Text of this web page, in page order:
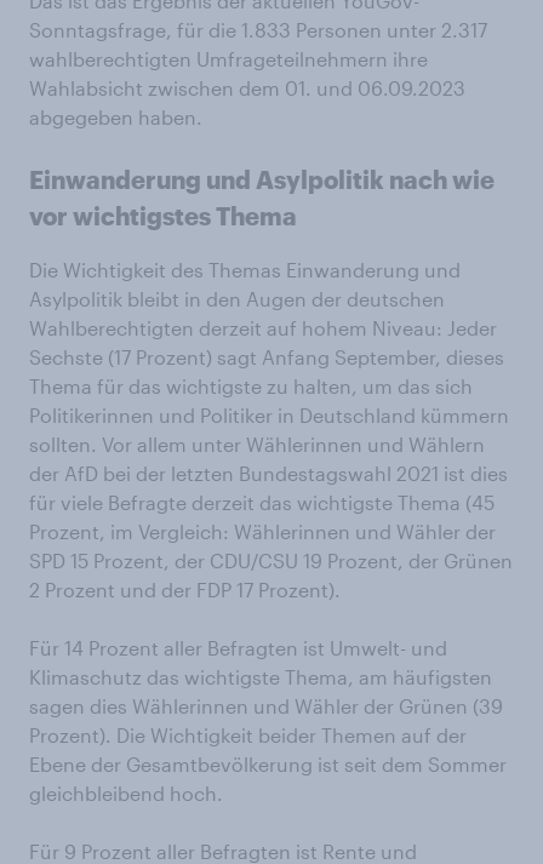
Sonntagsfrage, für die 1.833 Personen unter 2.317
wahlberechtigten Umfrageteilnehmern ihre
Wahlabsicht zwischen dem 01. und 06.09.2023
abgegeben haben.
Einwanderung und Asylpolitik nach wie
vor wichtigstes Thema
Die Wichtigkeit des Themas Einwanderung und
Asylpolitik bleibt in den Augen der deutschen
Wahlberechtigten derzeit auf hohem Niveau: Jeder
Sechste (17 Prozent) sagt Anfang September, dieses
Thema für das wichtigste zu halten, um das sich
Politikerinnen und Politiker in Deutschland kümmern
sollten. Vor allem unter Wählerinnen und Wählern
der AfD bei der letzten Bundestagswahl 2021 ist dies
für viele Befragte derzeit das wichtigste Thema (45
Prozent, im Vergleich: Wählerinnen und Wähler der
SPD 15 Prozent, der CDU/CSU 19 Prozent, der Grünen
2 Prozent und der FDP 17 Prozent).
Für 14 Prozent aller Befragten ist Umwelt- und
Klimaschutz das wichtigste Thema, am häufigsten
sagen dies Wählerinnen und Wähler der Grünen (39
Prozent). Die Wichtigkeit beider Themen auf der
Ebene der Gesamtbevölkerung ist seit dem Sommer
gleichbleibend hoch.
Für 9 Prozent aller Befragten ist Rente und